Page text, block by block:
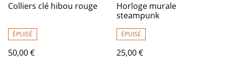
Colliers clé hibou rouge
ÉPUISÉ
50,00 €
Horloge murale
steampunk
ÉPUISÉ
25,00 €